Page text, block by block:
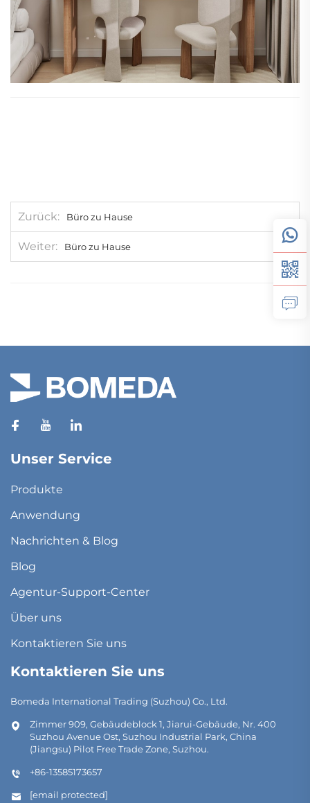
Zurück Büro zu Hause
Weiter Büro zu Hause
Unser Service
Produkte
Anwendung
Nachrichten & Blog
Blog
Agentur-Support-Center
Über uns
Kontaktieren Sie uns
Kontaktieren Sie uns
Bomeda International Trading (Suzhou) Co., Ltd.
Zimmer 909, Gebäudeblock 1, Jiarui-Gebäude, Nr. 400
Suzhou Avenue Ost, Suzhou Industrial Park, China
(Jiangsu) Pilot Free Trade Zone, Suzhou.
+86-13585173657
[email protected]